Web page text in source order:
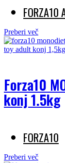
FORZA10
Preberi več
Forza10
konj 1.5kg
FORZA10
Preberi več